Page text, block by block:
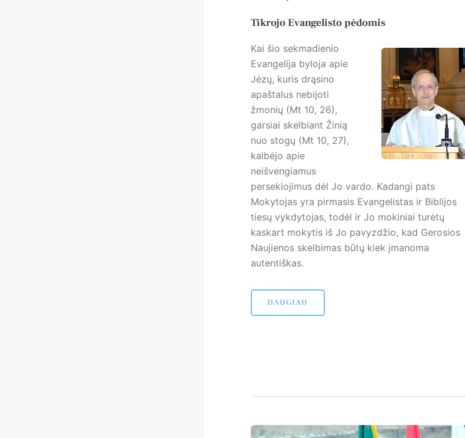
Tikrojo Evangelisto pėdomis
Kai šio sekmadienio
Evangelija byloja apie
Jėzų, kuris drąsino
apaštalus nebijoti
žmonių (Mt 10, 26),
garsiai skelbiant Žinią
nuo stogų (Mt 10, 27),
kalbėjo apie
neišvengiamus
persekiojimus dėl Jo vardo. Kadangi pats
Mokytojas yra pirmasis Evangelistas ir Biblijos
tiesų vykdytojas, todėl ir Jo mokiniai turėtų
kaskart mokytis iš Jo pavyzdžio, kad Gerosios
Naujienos skelbimas būtų kiek įmanoma
autentiškas.
DAUGIAU